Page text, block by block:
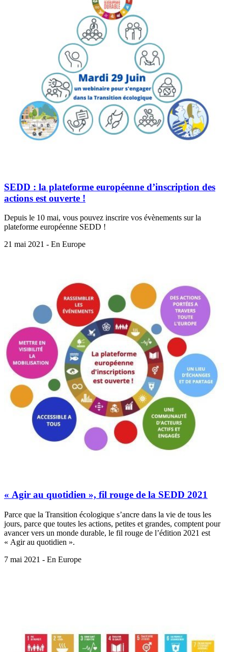
SEDD : la plateforme européenne d’inscription des
actions est ouverte !
Depuis le 10 mai, vous pouvez inscrire vos évènements sur la
plateforme européenne SEDD !
21 mai 2021 - En Europe
« Agir au quotidien », fil rouge de la SEDD 2021
Parce que la Transition écologique s’ancre dans la vie de tous les
jours, parce que toutes les actions, petites et grandes, comptent pour
avancer vers un monde durable, le fil rouge de l’édition 2021 est
« Agir au quotidien ».
7 mai 2021 - En Europe